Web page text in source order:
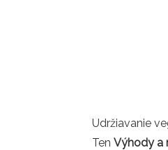
Udržiavanie
Ten Výhody a